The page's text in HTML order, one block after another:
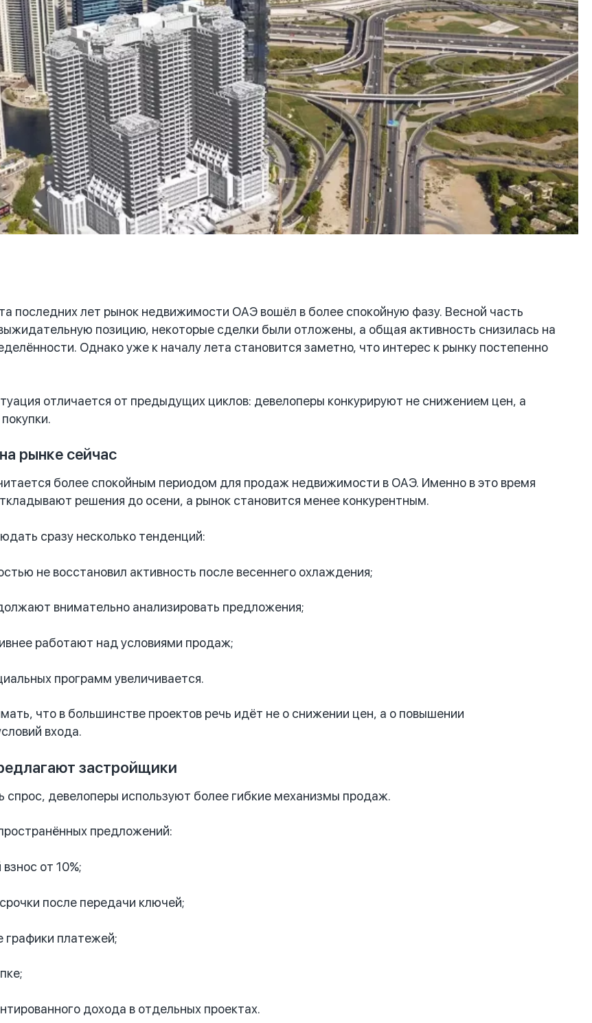
последних лет рынок недвижимости ОАЭ вошёл в более спокойную фазу. Весной часть
позицию, некоторые сделки были отложены, а общая активность снизилась на
Однако уже к началу лета становится заметно, что интерес к рынку постепенно
отличается от предыдущих циклов: девелоперы конкурируют не снижением цен, а
рынке сейчас
более спокойным периодом для продаж недвижимости в ОАЭ. Именно в это время
решения до осени, а рынок становится менее конкурентным.
сразу несколько тенденций:
не восстановил активность после весеннего охлаждения;
внимательно анализировать предложения;
работают над условиями продаж;
программ увеличивается.
что в большинстве проектов речь идёт не о снижении цен, а о повышении
входа.
застройщики
девелоперы используют более гибкие механизмы продаж.
предложений:
от 10%;
после передачи ключей;
графики платежей;
дохода в отдельных проектах.